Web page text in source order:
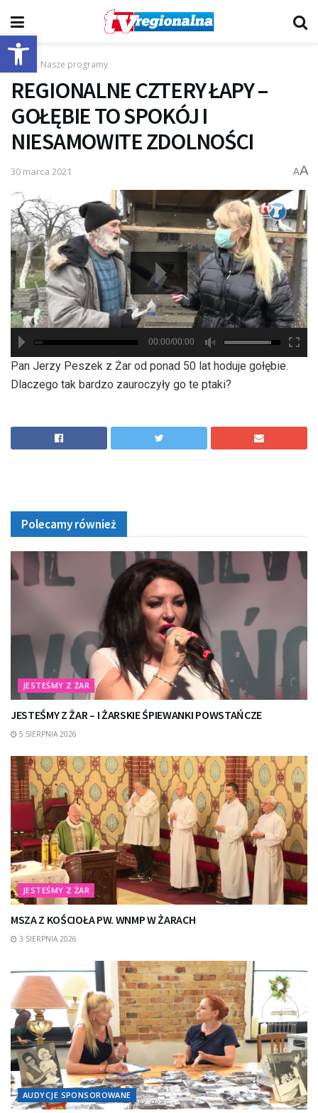
Otwórz pasek narzędzi
Start Nasze programy
REGIONALNE CZTERY ŁAPY –
GOŁĘBIE TO SPOKÓJ I
NIESAMOWITE ZDOLNOŚCI
30 marca 2021 AA
hd2880
hd2160
hd2160
hd1440
highres
hd1080
hd720
large
medium
small
tiny
00:00/00:00
Pan Jerzy Peszek z Żar od ponad 50 lat hoduje gołębie.
Dlaczego tak bardzo zauroczyły go te ptaki?
Polecamy również
JESTEŚMY Z ŻAR
JESTEŚMY Z ŻAR – I ŻARSKIE ŚPIEWANKI POWSTAŃCZE
5 SIERPNIA 2026
JESTEŚMY Z ŻAR
MSZA Z KOŚCIOŁA PW. WNMP W ŻARACH
3 SIERPNIA 2026
AUDYCJE SPONSOROWANE